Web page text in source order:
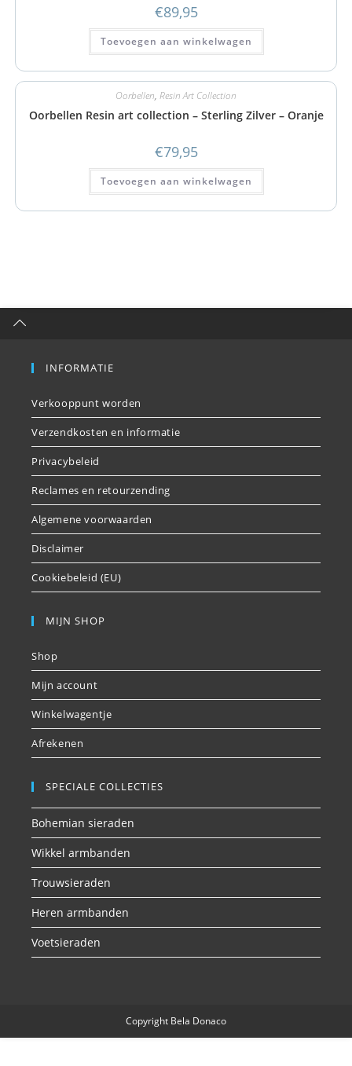
€89,95
Toevoegen aan winkelwagen
Oorbellen, Resin Art Collection
Oorbellen Resin art collection – Sterling Zilver – Oranje
€79,95
Toevoegen aan winkelwagen
INFORMATIE
Verkooppunt worden
Verzendkosten en informatie
Privacybeleid
Reclames en retourzending
Algemene voorwaarden
Disclaimer
Cookiebeleid (EU)
MIJN SHOP
Shop
Mijn account
Winkelwagentje
Afrekenen
SPECIALE COLLECTIES
Bohemian sieraden
Wikkel armbanden
Trouwsieraden
Heren armbanden
Voetsieraden
Copyright Bela Donaco